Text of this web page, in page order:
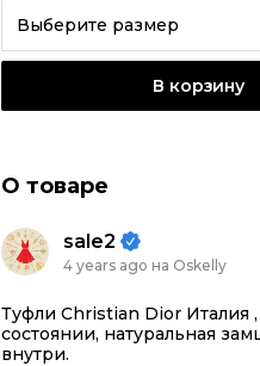
Выберите размер
В корзину
О товаре
sale2
4 years ago на Oskelly
Туфли Christian Dior Италия
состоянии, натуральная
внутри.